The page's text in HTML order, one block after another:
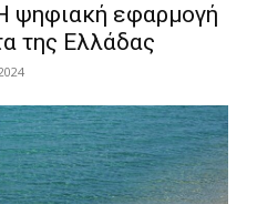
ψηφιακή εφαρμογή
της Ελλάδας